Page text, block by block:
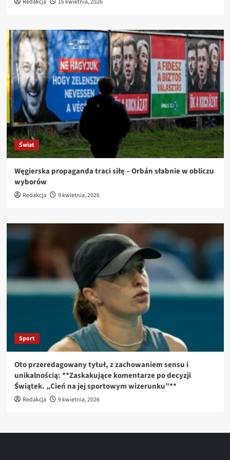
Świat
Węgierska propaganda traci siłę – Orbán słabnie w obliczu
wyborów
Redakcja 9 kwietnia, 2026
Sport
Oto przeredagowany tytuł, z zachowaniem sensu i
unikalnością: **Zaskakujące komentarze po decyzji
Świątek. „Cień na jej sportowym wizerunku”**
Redakcja 9 kwietnia, 2026